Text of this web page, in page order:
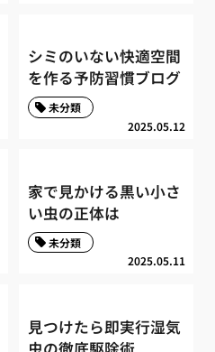
シミのいない快適空間
を作る予防習慣ブログ
2025.05.12
未分類
家で見かける黒い小さ
い虫の正体は
2025.05.11
未分類
見つけたら即実行湿気